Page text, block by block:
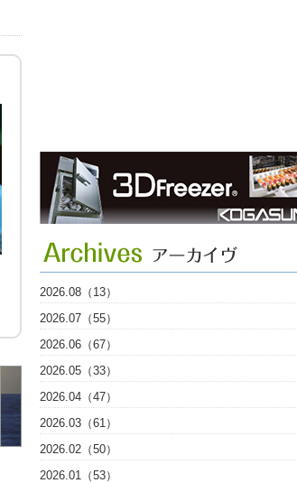
2026.08（13）
2026.07（55）
2026.06（67）
2026.05（33）
2026.04（47）
2026.03（61）
2026.02（50）
2026.01（53）